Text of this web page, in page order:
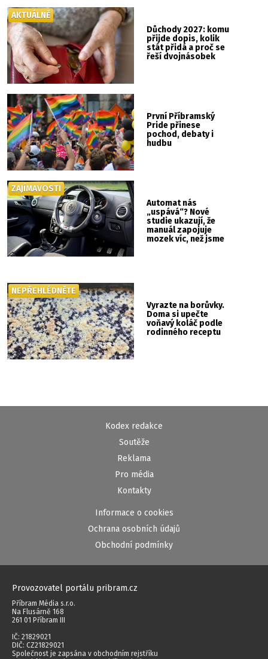
Důchody 2027: komu
přijde dopis, kolik
stát přidá a proč se
řeší dvojnásobek
AKTUÁLNĚ
První Příbramský
Pride přinese
pochod, debaty i
hudbu
Automat nás
„uspává“? Nové
studie ukazují, že
manuál zapojuje
mozek víc, než jsme
ZAJÍMAVOSTI
Vyrazte na borůvky.
Doma si upečte
voňavý koláč podle
rodinného receptu
NEPŘEHLÉDNĚTE
Kodex redakce
Soutěže
Reklama
Pro média
Kontakty
Informace o cookies
Ochrana osobních údajů
Obchodní podmínky
Provozovatel portálu pribram.cz
Příbram Média s.r.o.
Na Flusárně 168
261 01 Příbram III
IČ: 21829021
DIČ: CZ21829021
Společnost je zapsána v obchodním rejstříku